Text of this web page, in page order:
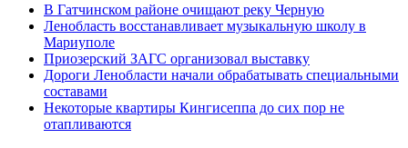
В Гатчинском районе очищают реку Черную
Ленобласть восстанавливает музыкальную школу в
Мариуполе
Приозерский ЗАГС организовал выставку
Дороги Ленобласти начали обрабатывать специальными
составами
Некоторые квартиры Кингисеппа до сих пор не
отапливаются